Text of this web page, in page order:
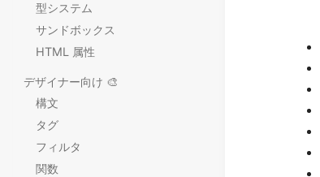
型システム
サンドボックス
HTML 属性
デザイナー向け 🎨
構文
タグ
フィルタ
関数